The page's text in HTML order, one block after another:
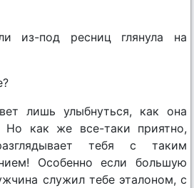
из-под ресниц глянула на
лишь улыбнуться, как она
Но как же все-таки приятно,
тебя с таким
Особенно если большую
служил тебе эталоном, с